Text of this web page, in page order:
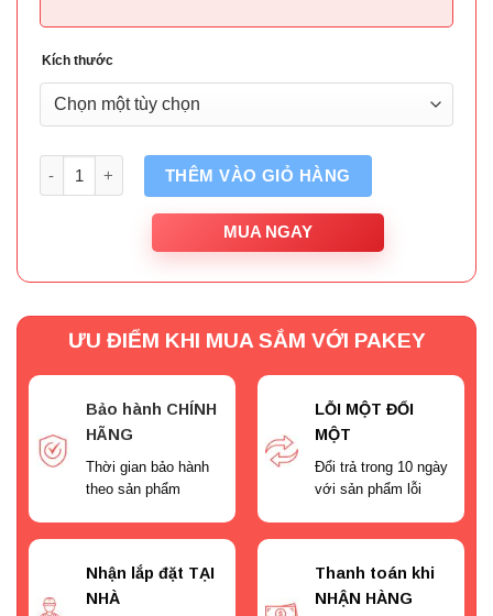
Kích thước
Số lượng THÊM VÀO GIỎ HÀNG
MUA NGAY
ƯU ĐIỂM KHI MUA SẮM VỚI PAKEY
Bảo hành CHÍNH
HÃNG
Thời gian bảo hành
theo sản phẩm
LỖI MỘT ĐỔI
MỘT
Đổi trả trong 10 ngày
với sản phẩm lỗi
Nhận lắp đặt TẠI
NHÀ
Thanh toán khi
NHẬN HÀNG